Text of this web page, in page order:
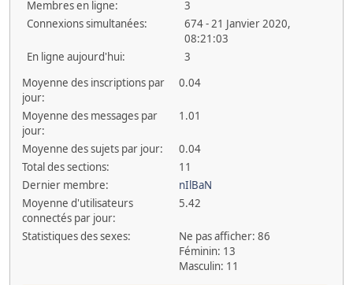
Membres en ligne:
3
Connexions simultanées:
674 - 21 Janvier 2020,
08:21:03
En ligne aujourd'hui:
3
Moyenne des inscriptions par
jour:
0.04
Moyenne des messages par
jour:
1.01
Moyenne des sujets par jour:
0.04
Total des sections:
11
Dernier membre:
nIlBaN
Moyenne d'utilisateurs
connectés par jour:
5.42
Statistiques des sexes:
Ne pas afficher: 86
Féminin: 13
Masculin: 11